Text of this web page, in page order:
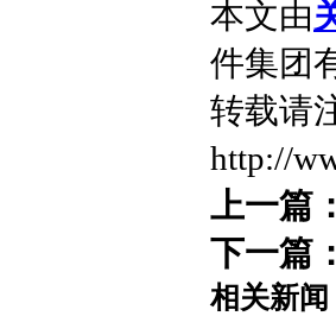
本文由
件集团
转载请
http://
上一篇
下一篇
相关新闻